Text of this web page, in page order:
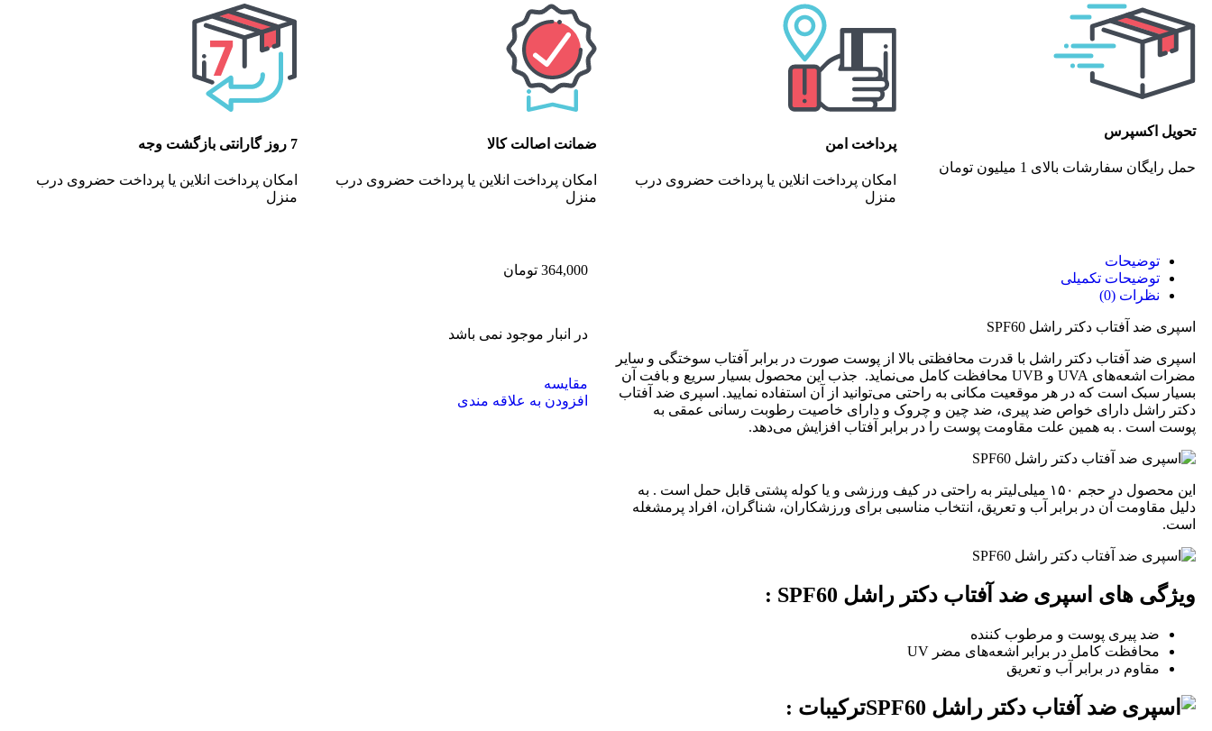
تحویل اکسپرس
حمل رایگان سفارشات بالای 1 میلیون تومان
پرداخت امن
امکان پرداخت انلاین یا پرداخت حضروی درب
منزل
ضمانت اصالت کالا
امکان پرداخت انلاین یا پرداخت حضروی درب
منزل
7 روز گارانتی بازگشت وجه
امکان پرداخت انلاین یا پرداخت حضروی درب
منزل
توضیحات
توضیحات تکمیلی
نظرات (0)
اسپری ضد آفتاب دکتر راشل SPF60
اسپری ضد آفتاب دکتر راشل با قدرت محافظتی بالا از پوست صورت در برابر آفتاب سوختگی و سایر
مضرات اشعه‌های UVA و UVB محافظت کامل می‌نماید. جذب این محصول بسیار سریع و بافت آن
بسیار سبک است که در هر موقعیت مکانی به راحتی می‌توانید از آن استفاده نمایید. اسپری ضد آفتاب
دکتر راشل دارای خواص ضد پیری، ضد چین و چروک و دارای خاصیت رطوبت رسانی عمقی به
پوست است . به همین علت مقاومت پوست را در برابر آفتاب افزایش می‌دهد.
این محصول در حجم ۱۵۰ میلی‌لیتر به راحتی در کیف ورزشی و یا کوله پشتی قابل حمل است . به
دلیل مقاومت آن در برابر آب و تعریق، انتخاب مناسبی برای ورزشکاران، شناگران، افراد پرمشغله
است.
ویژگی های اسپری ضد آفتاب دکتر راشل SPF60 :
ضد پیری پوست و مرطوب کننده
محافظت کامل در برابر اشعه‌های مضر UV
مقاوم در برابر آب و تعریق
ترکیبات :
364,000 تومان
در انبار موجود نمی باشد
مقایسه
افزودن به علاقه مندی